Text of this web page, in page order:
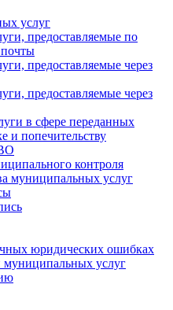
услуг
предоставляемые по
почты
предоставляемые через
предоставляемые через
в сфере переданных
и попечительству
контроля
муниципальных услуг
юридических ошибках
муниципальных услуг